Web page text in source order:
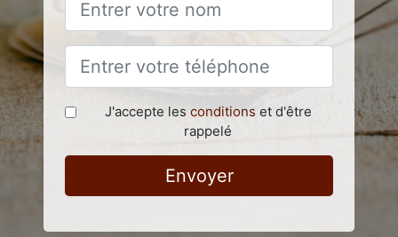
J'accepte les conditions et d'être
rappelé
Envoyer